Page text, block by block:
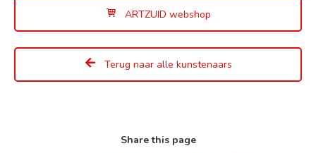
ARTZUID webshop
Terug naar alle kunstenaars
Share this page